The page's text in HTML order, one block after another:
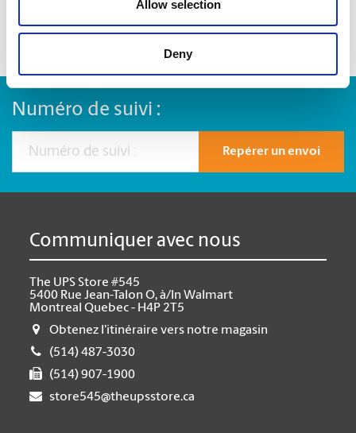
Allow selection
Deny
Numéro de suivi :
Repérer un envoi
Communiquer avec nous
The UPS Store #545
5400 Rue Jean-Talon O, à/In Walmart
Montreal Quebec - H4P 2T5
Obtenez l'itinéraire vers notre magasin
(514) 487-3030
(514) 907-1900
store545@theupsstore.ca